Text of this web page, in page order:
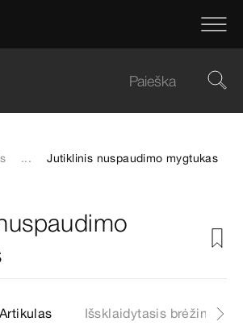
... Jutiklinis nuspaudimo mygtukas
Artikulas Išsklaidytasis brėžinys